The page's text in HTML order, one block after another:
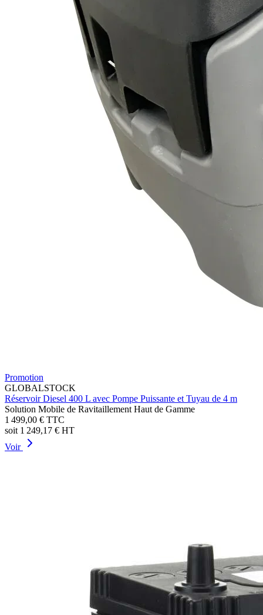
Promotion
GLOBALSTOCK
Réservoir Diesel 400 L avec Pompe Puissante et Tuyau de 4 m
Solution Mobile de Ravitaillement Haut de Gamme
1 499,00 € TTC
soit 1 249,17 € HT
Voir